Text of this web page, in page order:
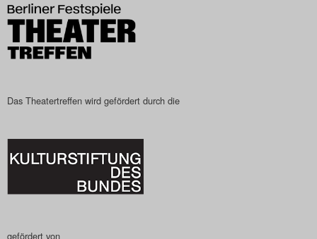
Das Theatertreffen wird gefördert durch die
gefördert von